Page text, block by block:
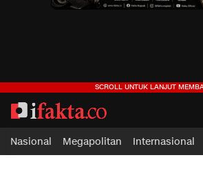
ifakta.co
#pastibenar
Nasional Megapolitan Internasional